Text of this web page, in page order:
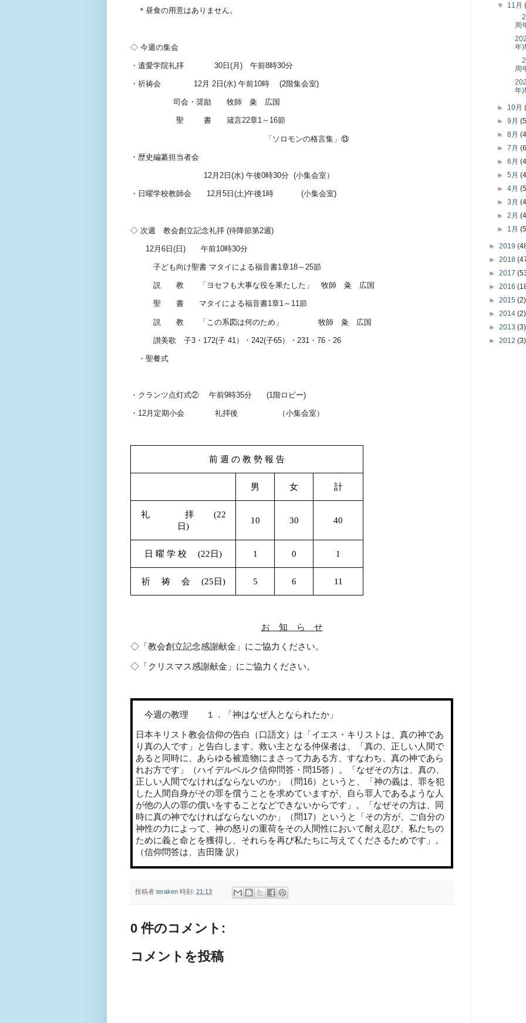
＊昼食の用意はありません。
◇ 今週の集会
・遺愛学院礼拝 30 日 ( 月 ) 午前8時30分
・祈祷会 12月 2 日 (水) 午前10時 (2階集会室)
司会・奨励 牧師 粂 広国
聖 書 箴言22章1～ 16節
「ソロモンの格言集」⑬
・歴史編纂担当者会
12月 2 日 (水) 午後0時30分 (小集会室）
・日曜学校教師会 12月 5 日 (土)午後1時 (小集会室)
◇ 次週 教会創立記念礼拝 (待降節第2週)
12 月 6 日 ( 日 ) 午前10時30分
子ども向け聖書 マタイによる福音書1 章18～ 25節
説 教 「ヨセフも大事な役を果たした」 牧師 粂 広国
聖 書 マタイによる福音書1章1～ 11節
説 教 「この系図は何のため」 牧師 粂 広国
讃美歌 子3 ・ 172(子 41 ）・ 242(子65）・ 231 ・ 76 ・ 26
・聖餐式
・クランツ点灯式② 午前9時35分 (1階ロビー)
・ 12月定期小会 礼拝後 （小集会室）
前 週 の 教 勢 報 告
男 女 計
礼 拝
(22
日)
10 30 40
日 曜 学 校 (22 日) 1 0 1
祈 祷 会 (25 日) 5 6 11
お 知 ら せ
◇「教会創立記念感謝献金」にご協力ください。
◇「クリスマス感謝献金」にご協力ください。
今週の教理 １．「神はなぜ人となられたか」
日本キリスト教会信仰の告白（口語文）は「イエス・キリストは、真の神であ
り真の人です」と告白します。救い主となる仲保者は、「真の、正しい人間で
あると同時に、あらゆる被造物にまさって力ある方、すなわち、真の神であら
れお方です」（ハイデルベルク信仰問答・問15答）。「なぜその方は、真の、
正しい人間でなければならないのか」（問16）というと、「神の義は、罪を犯
した人間自身がその罪を償うことを求めていますが、自ら罪人であるような人
が他の人の罪の償いをすることなどできないからです」。「なぜその方は、同
時に真の神でなければならないのか」（問17）というと「その方が、ご自分の
神性の力によって、神の怒りの重荷をその人間性において耐え忍び、私たちの
ために義と命とを獲得し、それらを再び私たちに与えてくださるためです」。
（信仰問答は、吉田隆 訳）
投稿者 teraken 時刻: 21:13
0 件のコメント:
コメントを投稿
▼ 11月
周
年
周
年
► 10月
►9月
►8月
►7月
►6月
►5月
►4月
►3月
►2月
► 1月
► 2019
► 2018
► 2017
► 2016
► 2015 (2)
► 2014 (2)
► 2013 (3)
► 2012 (3)